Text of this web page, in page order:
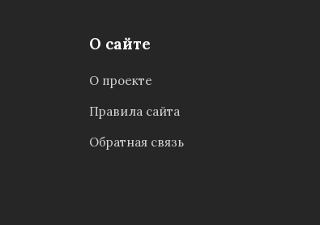
О сайте
О проекте
Правила сайта
Обратная связь